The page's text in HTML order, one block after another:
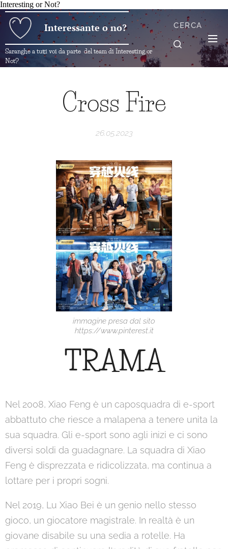
Interesting or Not?
Interessante o no?
Saranghe a tutti voi da parte del team di Interesting or
Not?
CERCA
Cross Fire
26.05.2023
immagine presa dal sito
https://www.pinterest.it
TRAMA
Nel 2008, Xiao Feng è un caposquadra di e-sport
abbattuto che riesce a malapena a tenere unita la
sua squadra. Gli e-sport sono agli inizi e ci sono
diversi soldi da guadagnare. La squadra di Xiao
Feng è disprezzata e ridicolizzata, ma continua a
lottare per i propri sogni.
Nel 2019, Lu Xiao Bei è un genio nello stesso
gioco, un giocatore magistrale. In realtà è un
giovane disabile su una sedia a rotelle. Ha